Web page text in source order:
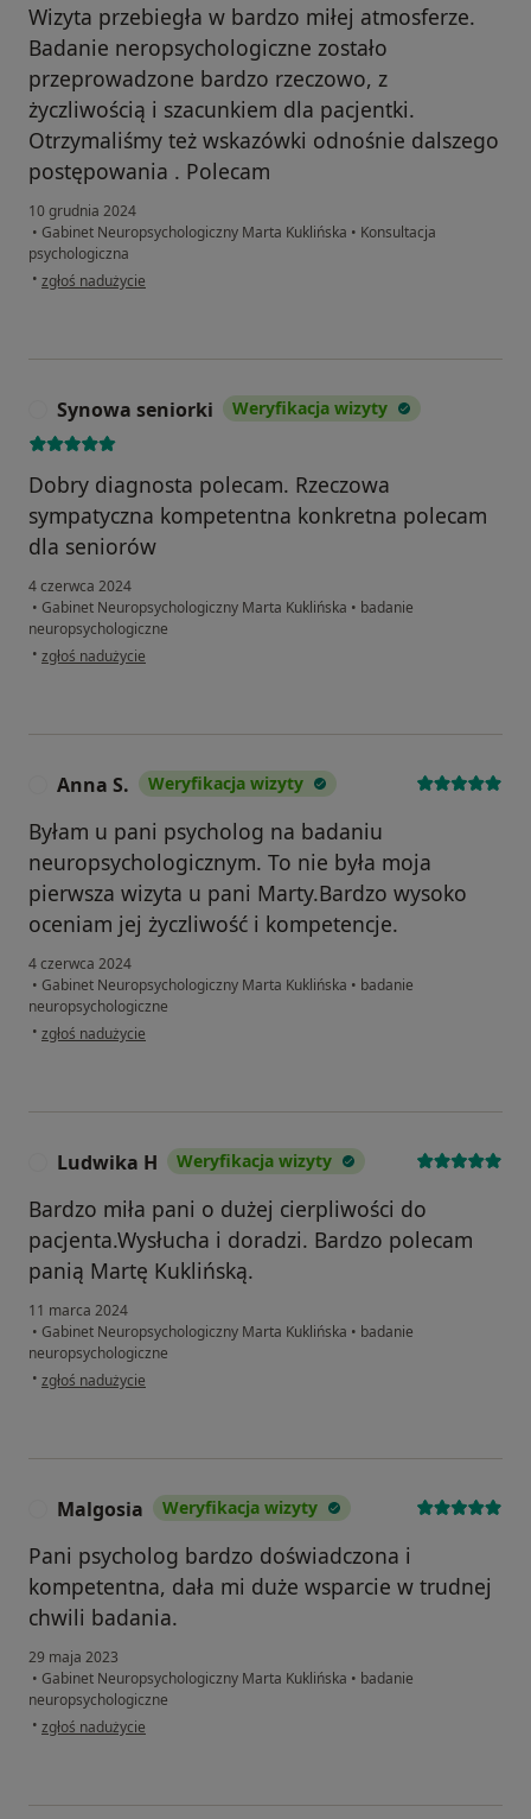
Wizyta przebiegła w bardzo miłej atmosferze.
Badanie neropsychologiczne zostało
przeprowadzone bardzo rzeczowo, z
życzliwością i szacunkiem dla pacjentki.
Otrzymaliśmy też wskazówki odnośnie dalszego
postępowania . Polecam
10 grudnia 2024
• Gabinet Neuropsychologiczny Marta Kuklińska • Konsultacja
psychologiczna
• w opinii użytkownika Hanna
zgłoś nadużycie
Synowa seniorki Weryfikacja wizyty
Dobry diagnosta polecam. Rzeczowa
sympatyczna kompetentna konkretna polecam
dla seniorów
4 czerwca 2024
• Gabinet Neuropsychologiczny Marta Kuklińska • badanie
neuropsychologiczne
• w opinii użytkownika Synowa seniorki
zgłoś nadużycie
Anna S. Weryfikacja wizyty
Byłam u pani psycholog na badaniu
neuropsychologicznym. To nie była moja
pierwsza wizyta u pani Marty.Bardzo wysoko
oceniam jej życzliwość i kompetencje.
4 czerwca 2024
• Gabinet Neuropsychologiczny Marta Kuklińska • badanie
neuropsychologiczne
• w opinii użytkownika Anna S.
zgłoś nadużycie
Ludwika H Weryfikacja wizyty
Bardzo miła pani o dużej cierpliwości do
pacjenta.Wysłucha i doradzi. Bardzo polecam
panią Martę Kuklińską.
11 marca 2024
• Gabinet Neuropsychologiczny Marta Kuklińska • badanie
neuropsychologiczne
• w opinii użytkownika Ludwika H
zgłoś nadużycie
Malgosia Weryfikacja wizyty
Pani psycholog bardzo doświadczona i
kompetentna, dała mi duże wsparcie w trudnej
chwili badania.
29 maja 2023
• Gabinet Neuropsychologiczny Marta Kuklińska • badanie
neuropsychologiczne
• w opinii użytkownika Malgosia
zgłoś nadużycie